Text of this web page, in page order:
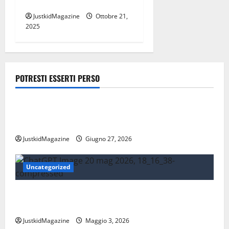
JustkidMagazine
Ottobre 21,
2025
POTRESTI ESSERTI PERSO
Lavoro
JustkidMagazine Giugno 27, 2026
Uncategorized
JustkidMagazine Maggio 3, 2026